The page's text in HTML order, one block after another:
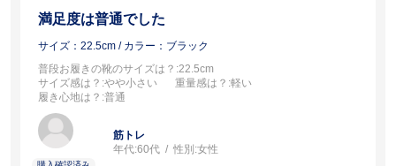
満足度は普通でした
サイズ：22.5cm / カラー：ブラック
普段お履きの靴のサイズは？ :22.5cm
サイズ感は？ :やや小さい 重量感は？ :軽い
履き心地は？ :普通
筋トレ
年代:60代 性別:女性